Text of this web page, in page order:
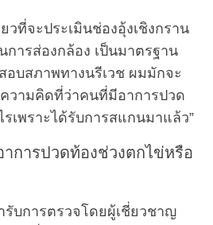
วที่จะประเมินช่องอุ้งเชิงกราน
ารส่องกล้อง เป็นมาตรฐาน
อบสภาพทางนรีเวช ผมมักจะ
ความคิดที่ว่าคนที่มีอาการปวด
เพราะได้รับการสแกนมาแล้ว”
การปวดท้องช่วงตกไข่หรือ
รับการตรวจโดยผู้เชี่ยวชาญ